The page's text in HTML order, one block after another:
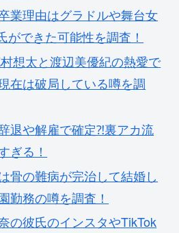
業理由はグラドルや舞台女
ができた可能性を調査！
想太と渡辺美優紀の熱愛で
在は破局している噂を調
退や解雇で確定⁈裏アカ流
ぎる！
骨の難病が完治して結婚し
勤務の噂を調査！
の彼氏のインスタやTikTok